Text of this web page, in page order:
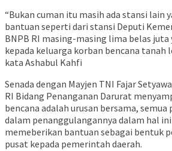
“Bukan cuman itu masih ada stansi lain
bantuan seperti dari stansi Deputi
BNPB RI masing-masing lima belas juta
kepada keluarga korban bencana tanah
kata Ashabul Kahfi
Senada dengan Mayjen TNI Fajar
RI Bidang Penanganan Darurat
bencana adalah urusan bersama,
dalam penanggulangannya dalam hal
memeberikan bantuan sebagai bentuk
pusat kepada pemerintah daerah.